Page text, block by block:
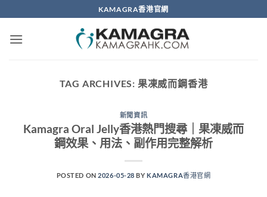
to
content
KAMAGRA香港官網
TAG ARCHIVES: 果凍威而鋼香港
新聞資訊
Kamagra Oral Jelly香港熱門搜尋｜果凍威而
鋼效果、用法、副作用完整解析
POSTED ON2026-05-28 BYKAMAGRA香港官網